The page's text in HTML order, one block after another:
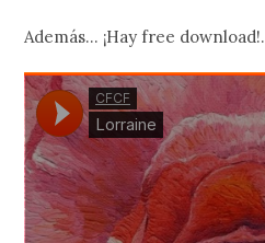
Además… ¡Hay free download!.